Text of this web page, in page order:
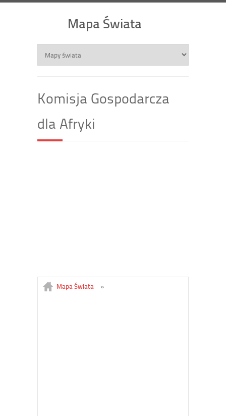
Mapa Świata
Komisja Gospodarcza
dla Afryki
Mapa Świata »